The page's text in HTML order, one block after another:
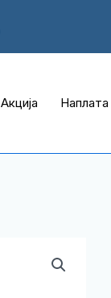
Акција Наплата